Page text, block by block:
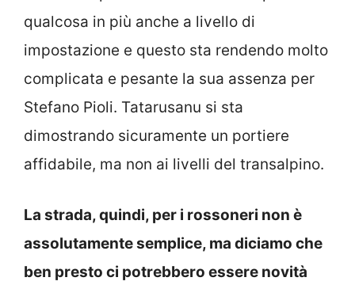
qualcosa in più anche a livello di
impostazione e questo sta rendendo molto
complicata e pesante la sua assenza per
Stefano Pioli. Tatarusanu si sta
dimostrando sicuramente un portiere
affidabile, ma non ai livelli del transalpino.
La strada, quindi, per i rossoneri non è
assolutamente semplice, ma diciamo che
ben presto ci potrebbero essere novità